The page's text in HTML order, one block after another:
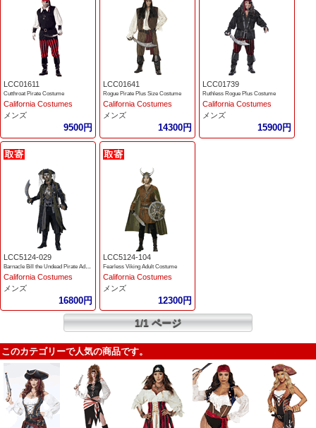
LCC01611
Cutthroat Pirate Costume
California Costumes
メンズ
9500円
LCC01641
Rogue Pirate Plus Size Costume
California Costumes
メンズ
14300円
LCC01739
Ruthless Rogue Plus Costume
California Costumes
メンズ
15900円
LCC5124-029
California Costumes
メンズ
16800円
LCC5124-104
Fearless Viking Adult Costume
California Costumes
メンズ
12300円
1/1 ページ
このカテゴリーで人気の商品です。